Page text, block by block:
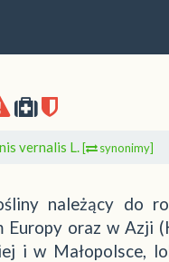
vernalis L. [ synonimy]
należący do
oraz w Azji
i w Małopolsce,